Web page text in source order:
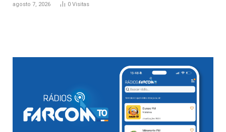
agosto 7, 2026 0 Visitas